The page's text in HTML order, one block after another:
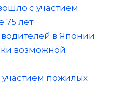
с участием
75 лет
в Японии
возможной
участием пожилых